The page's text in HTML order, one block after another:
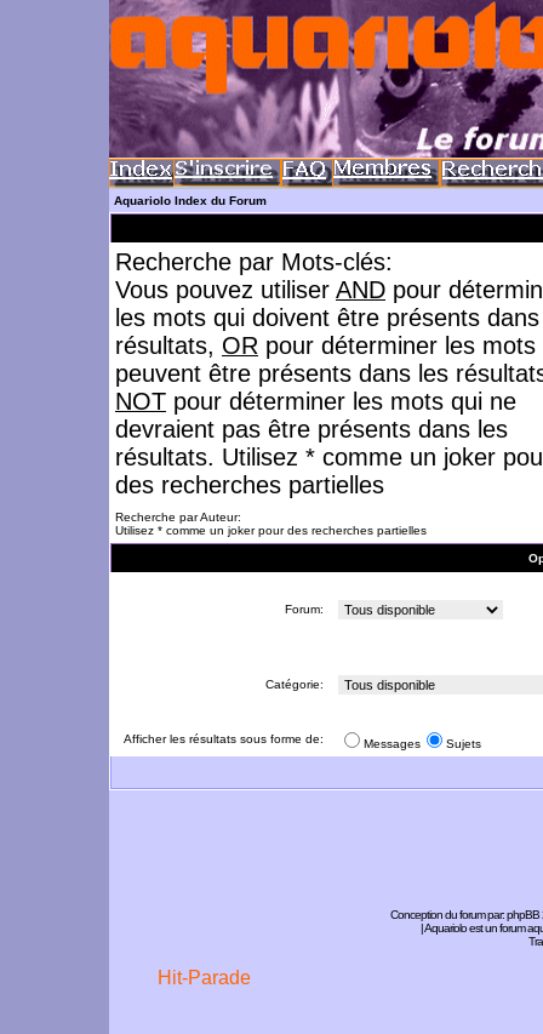
Aquariolo Index du Forum
Recherche par Mots-clés:
Vous pouvez utiliser AND pour
les mots qui doivent être présents
résultats, OR pour déterminer les mots
peuvent être présents dans les
NOT pour déterminer les mots qui ne
devraient pas être présents dans les
résultats. Utilisez * comme un joker
des recherches partielles
Recherche par Auteur:
Utilisez * comme un joker pour des recherches partielles
Forum:
Catégorie:
Afficher les résultats sous forme de: Messages Sujets
Conception du forum par:phpBB
| Aquariolo est un forum